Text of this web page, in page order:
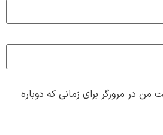
من در مرورگر برای زمانی که دوباره